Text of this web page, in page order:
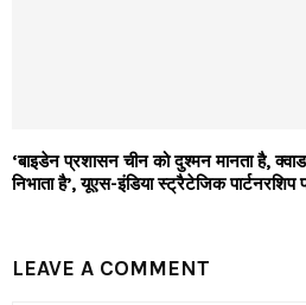
‘बाइडेन प्रशासन चीन को दुश्मन मानता है,
निभाता है’, यूएस-इंडिया स्ट्रैटेजिक
LEAVE A COMMENT